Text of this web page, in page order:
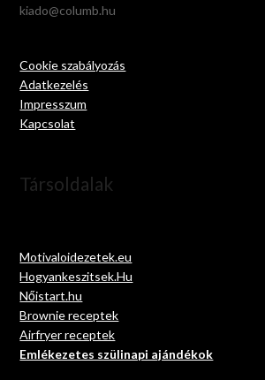
kiado@columb.hu
Cookie szabályozás
Adatkezelés
Impresszum
Kapcsolat
Társoldalak
Motivaloidezetek.eu
Hogyankeszitsek.Hu
Nőistart.hu
Brownie receptek
Airfryer receptek
Emlékezetes szülinapi ajándékok